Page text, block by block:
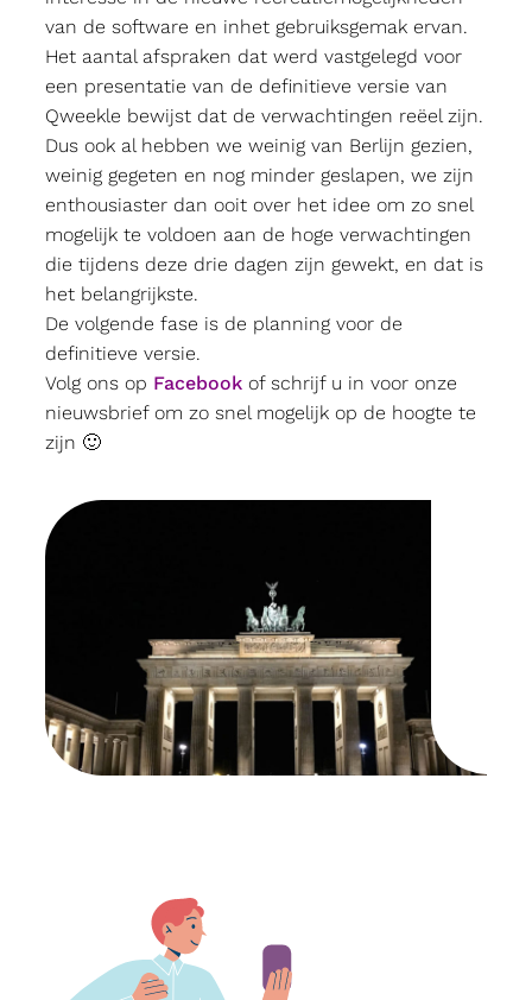
van de software en inhet gebruiksgemak ervan.
Het aantal afspraken dat werd vastgelegd voor
een presentatie van de definitieve versie van
Qweekle bewijst dat de verwachtingen reëel zijn.
Dus ook al hebben we weinig van Berlijn gezien,
weinig gegeten en nog minder geslapen, we zijn
enthousiaster dan ooit over het idee om zo snel
mogelijk te voldoen aan de hoge verwachtingen
die tijdens deze drie dagen zijn gewekt, en dat is
het belangrijkste.
De volgende fase is de planning voor de
definitieve versie.
Volg ons op Facebook of schrijf u in voor onze
nieuwsbrief om zo snel mogelijk op de hoogte te
zijn 🙂